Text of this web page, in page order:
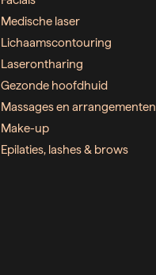
Medische laser
Lichaamscontouring
Laserontharing
Gezonde hoofdhuid
Massages en arrangementen
Make-up
Epilaties, lashes & brows